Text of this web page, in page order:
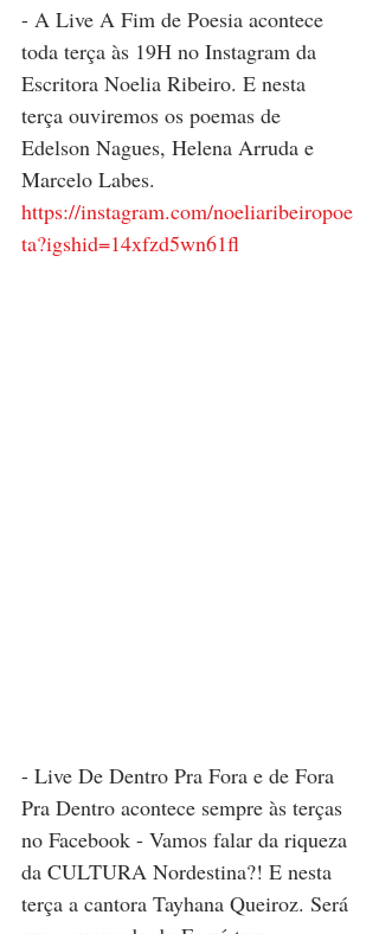
- A Live A Fim de Poesia acontece
toda terça às 19H no Instagram da
Escritora Noelia Ribeiro. E nesta
terça ouviremos os poemas de
Edelson Nagues, Helena Arruda e
Marcelo Labes.
https://instagram.com/noeliaribeiropoe
ta?igshid=14xfzd5wn61fl
- Live De Dentro Pra Fora e de Fora
Pra Dentro acontece sempre às terças
no Facebook - Vamos falar da riqueza
da CULTURA Nordestina?! E nesta
terça a cantora Tayhana Queiroz. Será